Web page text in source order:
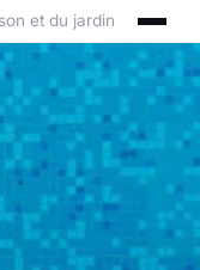
et du jardin